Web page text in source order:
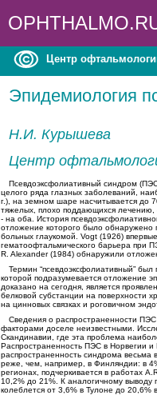
Центр
Эпидемиология
Н.И. Курышева
Центр
Псевдоэксфолиативный синдром
целого ряда глазных заболеваний,
г.), на земном шаре насчитывается до
тяжелых, плохо поддающихся лечению,
- на оба. История
отложение которого было обнаружено
больных глаукомой. Vogt (1926)
гематоофтальмического барьера при
R. Alexander (1984) обнаружили
Термин “псевдоэксфолиативный”
которой подразумевается отложение
доказано на сегодня, является
белковой субстанции на поверхности
на цинновых связках и роговичном
Сведения о распространенности
факторами доселе неизвестными.
Скандинавии, где эта проблема
Распространенность ПЭС в Норвегии
распространенность синдрома весьма
реже, чем, например, в Финляндии: в
регионах, подчеркивается в работах
10,2% до 21%. К аналогичному
колеблется от 3,6% в Тулоне до 20,6%